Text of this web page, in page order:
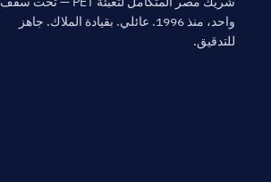
واحد، منذ 1996. عائلي. بقيادة الملاك. جاهز
للتدقيق.